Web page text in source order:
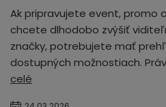
Ak pripravujete event, promo
chcete dlhodobo zvýšiť
značky, potrebujete mať
dostupných možnostiach.
celé